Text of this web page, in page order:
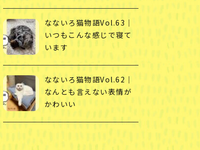
なないろ猫物語Vol.63｜
いつもこんな感じで寝て
います
なないろ猫物語Vol.62｜
なんとも言えない表情が
かわいい